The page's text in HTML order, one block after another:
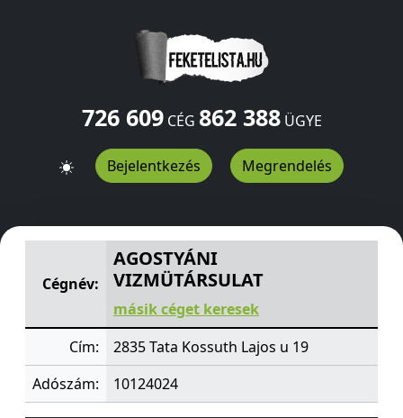
726 609CÉG 862 388ÜGYE
Bejelentkezés Megrendelés
AGOSTYÁNI VIZMÜTÁRSULAT
Cégnév:
AGOSTYÁNI
VIZMÜTÁRSULAT
másik céget keresek
Cím:
2835 Tata Kossuth Lajos u 19
Adószám:
10124024